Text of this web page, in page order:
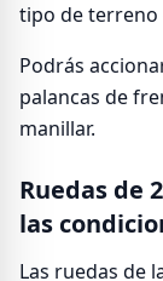
tipo de terreno
Podrás
palancas de
manillar.
Ruedas de
las
Las ruedas de